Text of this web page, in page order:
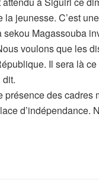
jeunesse. C’est
Magassouba
voulons que les
Il sera là
des
d’indépendance.